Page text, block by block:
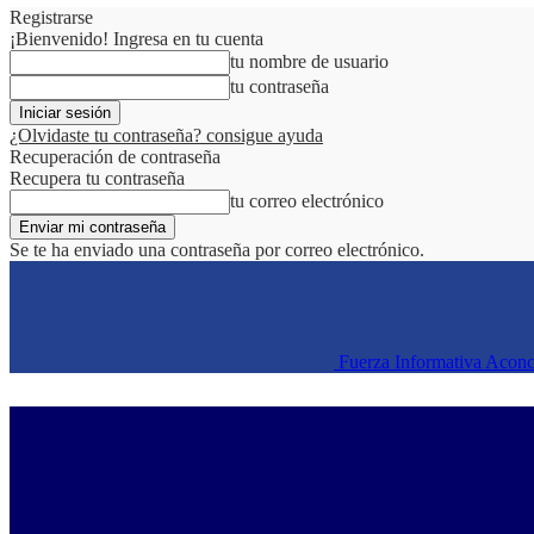
Registrarse
¡Bienvenido! Ingresa en tu cuenta
tu nombre de usuario
tu contraseña
¿Olvidaste tu contraseña? consigue ayuda
Recuperación de contraseña
Recupera tu contraseña
tu correo electrónico
Se te ha enviado una contraseña por correo electrónico.
Fuerza Informativa